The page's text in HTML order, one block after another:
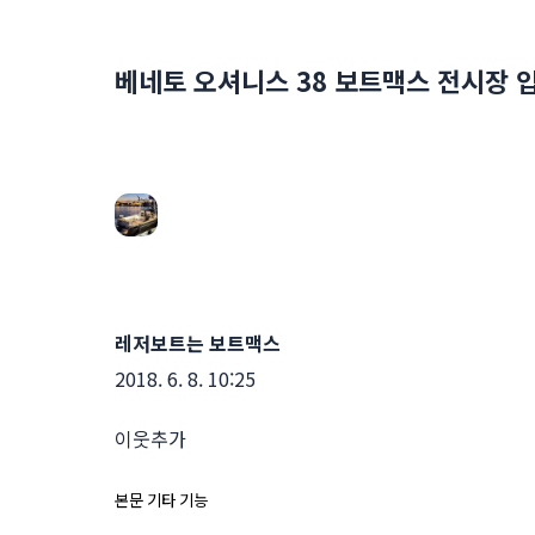
베네토 오셔니스 38 보트맥스 전시장
레저보트는 보트맥스
2018. 6. 8. 10:25
이웃추가
본문 기타 기능